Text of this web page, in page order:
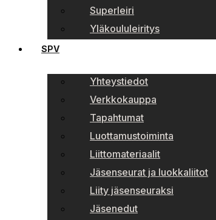
Superleiri
Yläkoululeiritys
SPV
Yhteystiedot
Verkkokauppa
Tapahtumat
Luottamustoiminta
Liittomateriaalit
Jäsenseurat ja luokkaliitot
Liity jäsenseuraksi
Jäsenedut